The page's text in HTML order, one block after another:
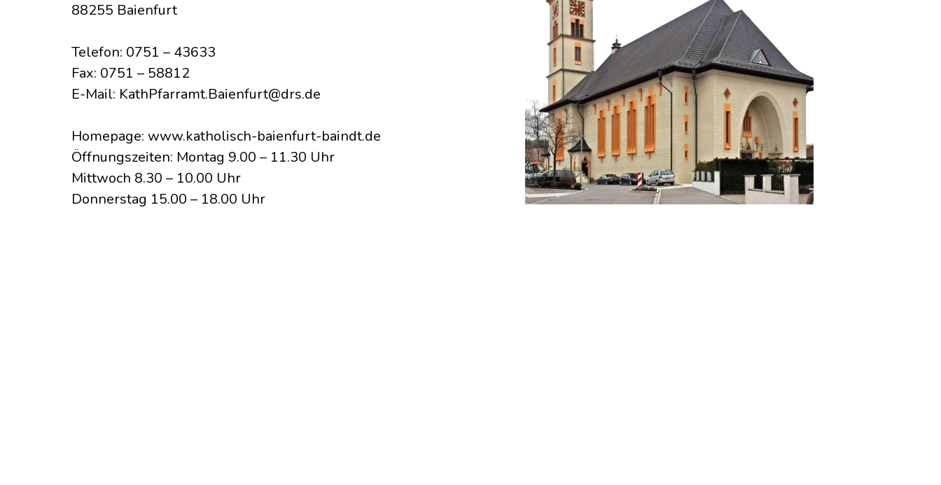
88255 Baienfurt
Telefon: 0751 – 43633
Fax: 0751 – 58812
E-Mail: KathPfarramt.Baienfurt@drs.de
Homepage: www.katholisch-baienfurt-baindt.de
Öffnungszeiten: Montag 9.00 – 11.30 Uhr
Mittwoch 8.30 – 10.00 Uhr
Donnerstag 15.00 – 18.00 Uhr